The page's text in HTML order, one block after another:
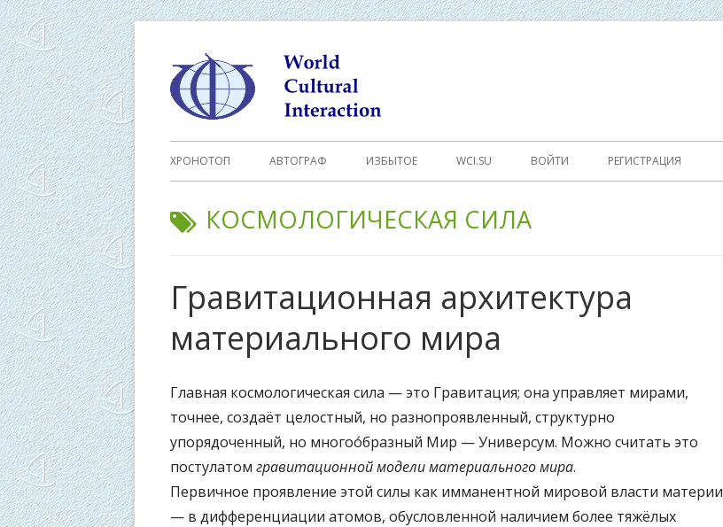
Перейти
к
содержимому
Основное
ХРОНОТОП АВТОГРАФ ИЗБЫТОЕ WCI.SU ВОЙТИ РЕГИСТРАЦИЯ
МЕТКА:
КОСМОЛОГИЧЕСКАЯ СИЛА
Гравитационная архитектура
материального мира
Главная космологическая сила — это Гравитация; она управляет мирами,
точнее, создаёт целостный, но разнопроявленный, структурно
упорядоченный, но многоо́бразный Мир — Универсум. Можно считать это
постулатом гравитационной модели материального мира.
Первичное проявление этой силы как имманентной мировой власти материи
— в дифференциации атомов, обусловленной наличием более тяжёлых